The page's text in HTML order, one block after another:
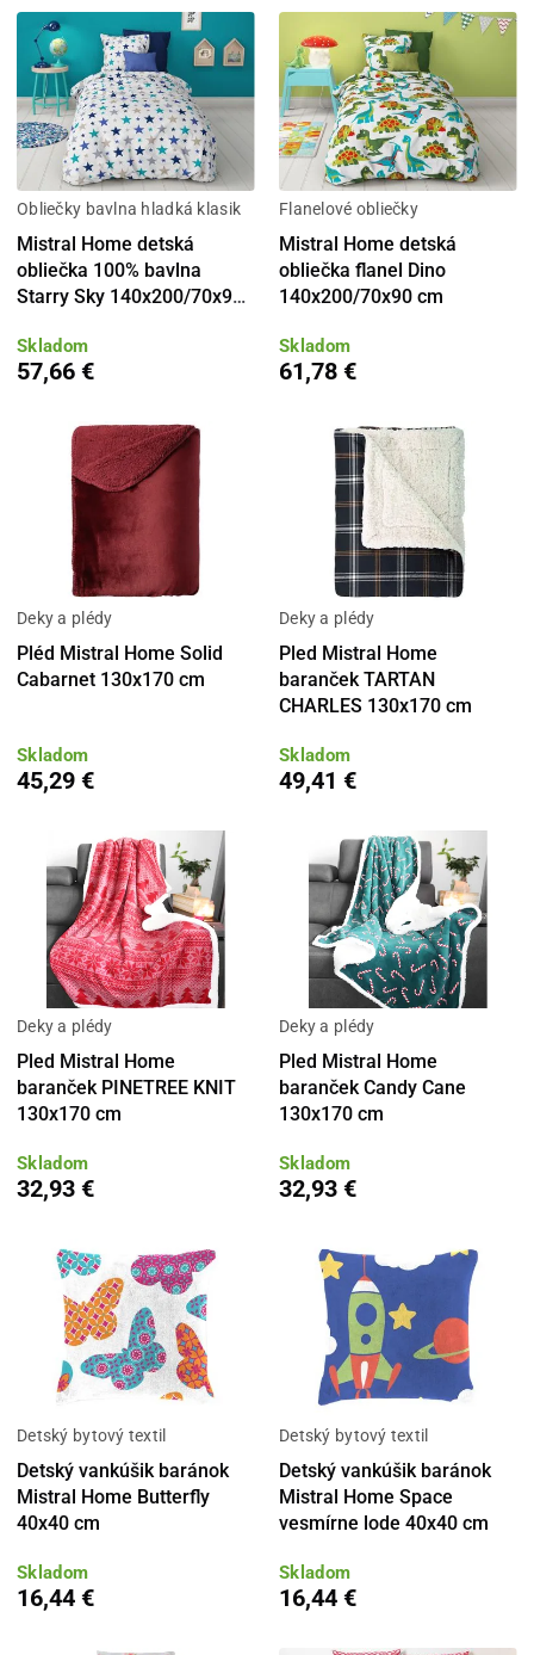
Obliečky bavlna hladká klasik
Mistral Home detská
obliečka 100% bavlna
Starry Sky 140x200/70x90
Skladom
57,66 €
Flanelové obliečky
Mistral Home detská
obliečka flanel Dino
140x200/70x90 cm
Skladom
61,78 €
Deky a plédy
Pléd Mistral Home Solid
Cabarnet 130x170 cm
Skladom
45,29 €
Deky a plédy
Pled Mistral Home
baranček TARTAN
CHARLES 130x170 cm
Skladom
49,41 €
Deky a plédy
Pled Mistral Home
baranček PINETREE KNIT
130x170 cm
Skladom
32,93 €
Deky a plédy
Pled Mistral Home
baranček Candy Cane
130x170 cm
Skladom
32,93 €
Detský bytový textil
Detský vankúšik baránok
Mistral Home Butterfly
40x40 cm
Skladom
16,44 €
Detský bytový textil
Detský vankúšik baránok
Mistral Home Space
vesmírne lode 40x40 cm
Skladom
16,44 €